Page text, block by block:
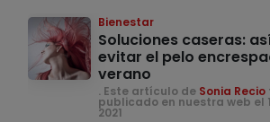
Bienestar
Soluciones caseras:
evitar el pelo
verano
. Este artículo de Sonia Recio
publicado en nuestra web el
2021